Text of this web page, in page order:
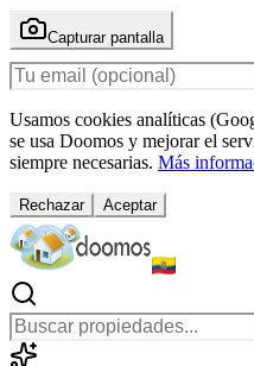
Capturar pantalla
Usamos cookies analíticas
se usa Doomos y mejorar el
siempre necesarias. Más
Rechazar Aceptar